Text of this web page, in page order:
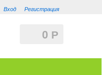
Вход Регистрация
0 Р